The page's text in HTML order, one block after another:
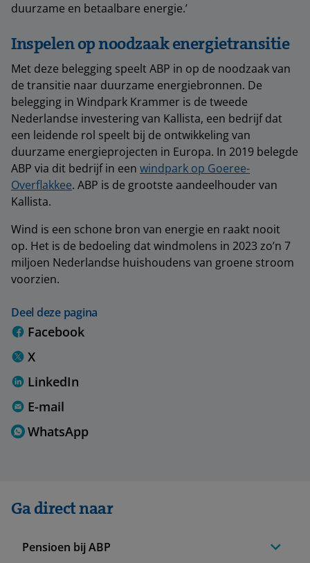
duurzame en betaalbare energie.’
Inspelen op noodzaak energietransitie
Met deze belegging speelt ABP in op de noodzaak van
de transitie naar duurzame energiebronnen. De
belegging in Windpark Krammer is de tweede
Nederlandse investering van Kallista, een bedrijf dat
een leidende rol speelt bij de ontwikkeling van
duurzame energieprojecten in Europa. In 2019 belegde
ABP via dit bedrijf in een windpark op Goeree-
Overflakkee. ABP is de grootste aandeelhouder van
Kallista.
Wind is een schone bron van energie en raakt nooit
op. Het is de bedoeling dat windmolens in 2023 zo’n 7
miljoen Nederlandse huishoudens van groene stroom
voorzien.
Deel deze pagina
Facebook
X
LinkedIn
E-mail
WhatsApp
Ga direct naar
Pensioen bij ABP